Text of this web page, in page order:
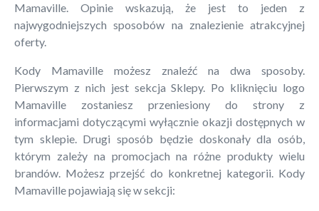
Mamaville. Opinie wskazują, że jest to jeden z
najwygodniejszych sposobów na znalezienie atrakcyjnej
oferty.
Kody Mamaville możesz znaleźć na dwa sposoby.
Pierwszym z nich jest sekcja Sklepy. Po kliknięciu logo
Mamaville zostaniesz przeniesiony do strony z
informacjami dotyczącymi wyłącznie okazji dostępnych w
tym sklepie. Drugi sposób będzie doskonały dla osób,
którym zależy na promocjach na różne produkty wielu
brandów. Możesz przejść do konkretnej kategorii. Kody
Mamaville pojawiają się w sekcji: